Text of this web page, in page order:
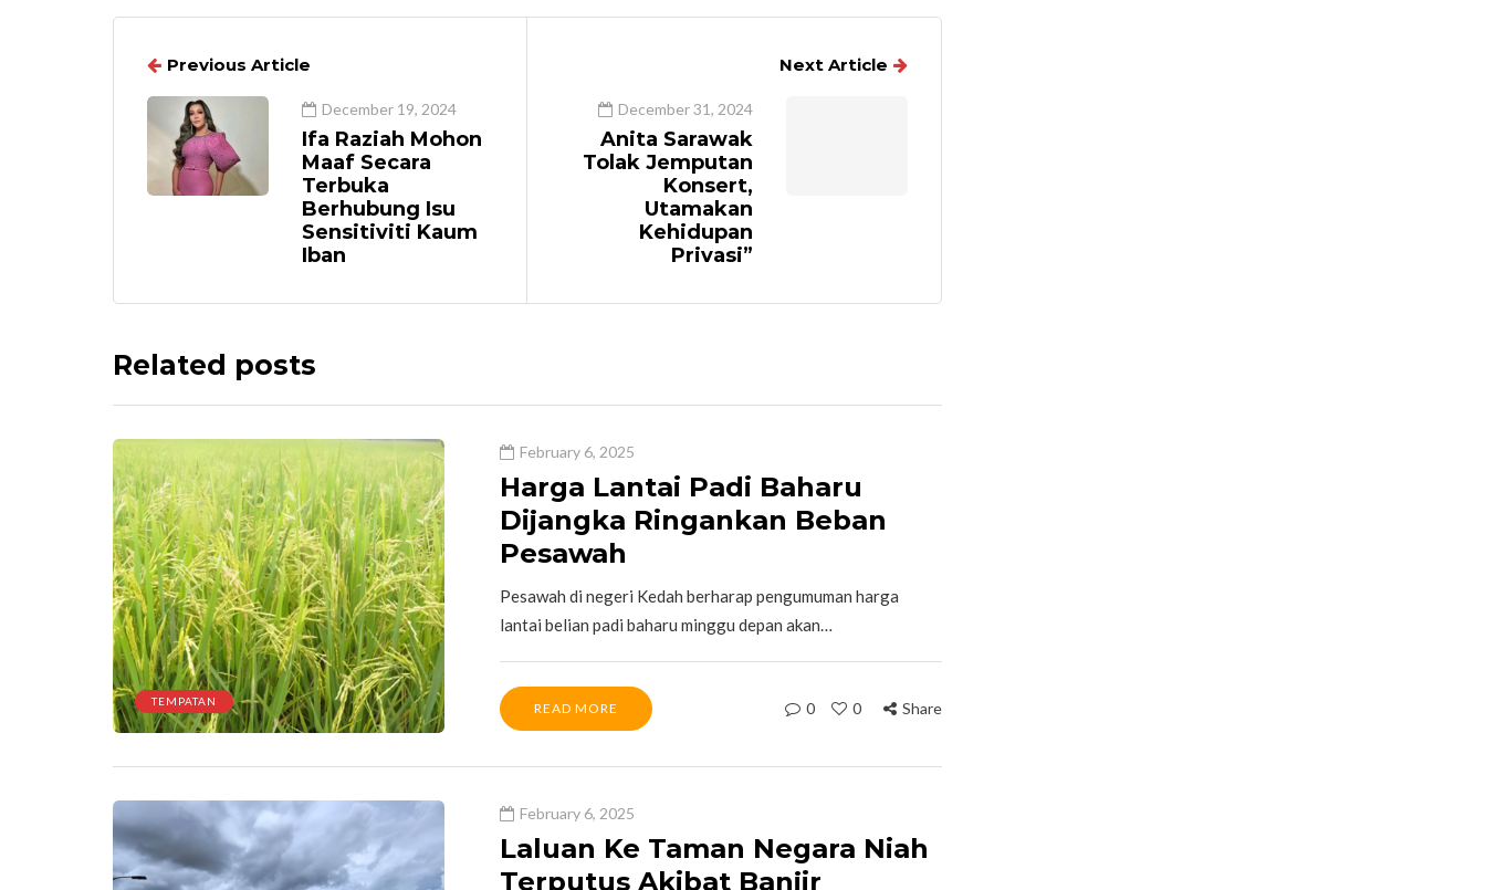
Previous Article
December 19, 2024
Ifa Raziah Mohon
Maaf Secara
Terbuka
Berhubung Isu
Sensitiviti Kaum
Iban
Next Article
December 31, 2024
Anita Sarawak
Tolak Jemputan
Konsert,
Utamakan
Kehidupan
Privasi”
Related posts
TEMPATAN
February 6, 2025
Harga Lantai Padi Baharu
Dijangka Ringankan Beban
Pesawah
Pesawah di negeri Kedah berharap pengumuman harga
lantai belian padi baharu minggu depan akan…
READ MORE 0 0 Share
February 6, 2025
Laluan Ke Taman Negara Niah
Terputus Akibat Banjir